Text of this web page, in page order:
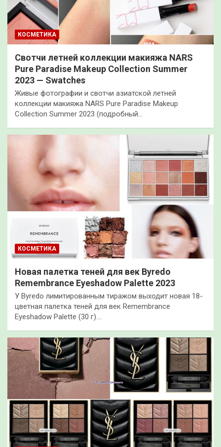
КОСМЕТИКА
Свотчи летней коллекции макияжа NARS
Pure Paradise Makeup Collection Summer
2023 — Swatches
Живые фотографии и свотчи азиатской летней
коллекции макияжа NARS Pure Paradise Makeup
Collection Summer 2023 (подробный…
КОСМЕТИКА
Новая палетка теней для век Byredo
Remembrance Eyeshadow Palette 2023
У Byredo лимитированным тиражом выходит новая 18-
цветная палетка теней для век Remembrance
Eyeshadow Palette (30 г).…